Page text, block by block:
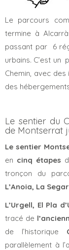
Le parcours
termine à
passant par 6
urbains. C’est un
Chemin, avec
des
Le sentier du
de Montserrat
Le sentier
en cinq étapes
tronçon du
L’Anoia, La
L’Urgell, El Pla
tracé de
de l’historique
parallèlement à